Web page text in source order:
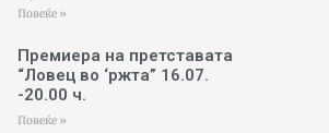
Повеќе »
Премиера на претставата
“Ловец во ‘ржта” 16.07.
-20.00 ч.
Повеќе »